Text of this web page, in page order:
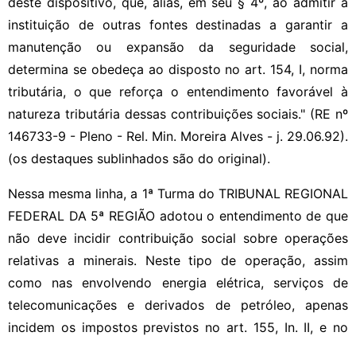
instituição de outras fontes destinadas a garantir a
manutenção ou expansão da seguridade social,
determina se obedeça ao disposto no art. 154, I, norma
tributária, o que reforça o entendimento favorável à
natureza tributária dessas contribuições sociais." (RE nº
146733-9 - Pleno - Rel. Min. Moreira Alves - j. 29.06.92).
(os destaques sublinhados são do original).
Nessa mesma linha, a 1ª Turma do TRIBUNAL REGIONAL
FEDERAL DA 5ª REGIÃO adotou o entendimento de que
não deve incidir contribuição social sobre operações
relativas a minerais. Neste tipo de operação, assim
como nas envolvendo energia elétrica, serviços de
telecomunicações e derivados de petróleo, apenas
incidem os impostos previstos no art. 155, In. II, e no